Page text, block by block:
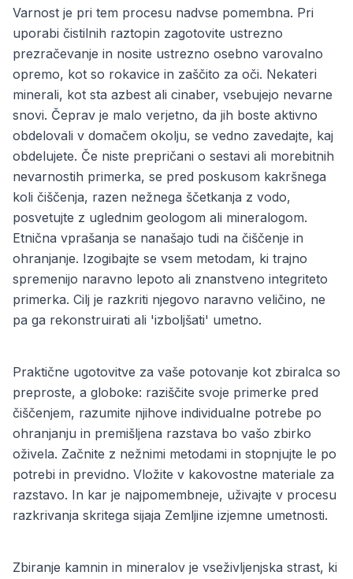
Varnost je pri tem procesu nadvse pomembna. Pri
uporabi čistilnih raztopin zagotovite ustrezno
prezračevanje in nosite ustrezno osebno varovalno
opremo, kot so rokavice in zaščito za oči. Nekateri
minerali, kot sta azbest ali cinaber, vsebujejo nevarne
snovi. Čeprav je malo verjetno, da jih boste aktivno
obdelovali v domačem okolju, se vedno zavedajte, kaj
obdelujete. Če niste prepričani o sestavi ali morebitnih
nevarnostih primerka, se pred poskusom kakršnega
koli čiščenja, razen nežnega ščetkanja z vodo,
posvetujte z uglednim geologom ali mineralogom.
Etnična vprašanja se nanašajo tudi na čiščenje in
ohranjanje. Izogibajte se vsem metodam, ki trajno
spremenijo naravno lepoto ali znanstveno integriteto
primerka. Cilj je razkriti njegovo naravno veličino, ne
pa ga rekonstruirati ali 'izboljšati' umetno.
Praktične ugotovitve za vaše potovanje kot zbiralca so
preproste, a globoke: raziščite svoje primerke pred
čiščenjem, razumite njihove individualne potrebe po
ohranjanju in premišljena razstava bo vašo zbirko
oživela. Začnite z nežnimi metodami in stopnjujte le po
potrebi in previdno. Vložite v kakovostne materiale za
razstavo. In kar je najpomembneje, uživajte v procesu
razkrivanja skritega sijaja Zemljine izjemne umetnosti.
Zbiranje kamnin in mineralov je vseživljenjska strast, ki